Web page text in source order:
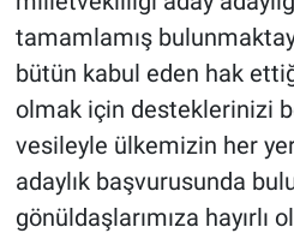
tamamlamış
bütün kabul eden hak
olmak için desteklerinizi
vesileyle ülkemizin her
adaylık başvurusunda
gönüldaşlarımıza hayırlı